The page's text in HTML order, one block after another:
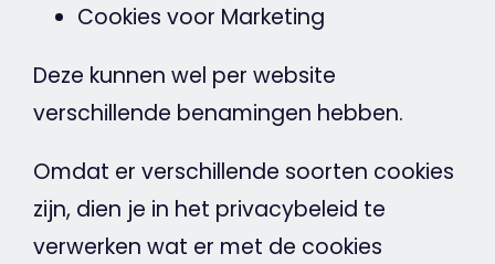
Cookies voor Marketing
Deze kunnen wel per website
verschillende benamingen hebben.
Omdat er verschillende soorten cookies
zijn, dien je in het privacybeleid te
verwerken wat er met de cookies